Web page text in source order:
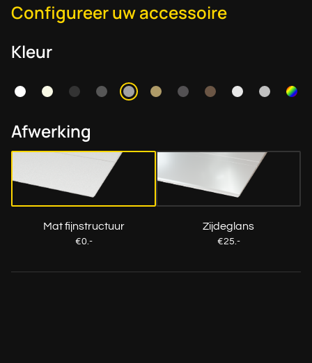
Configureer uw accessoire
Kleur
Afwerking
Mat fijnstructuur
€0.-
Zijdeglans
€25.-